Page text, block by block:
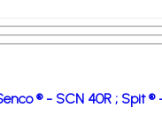
® - SCN 40R ; Spit ®